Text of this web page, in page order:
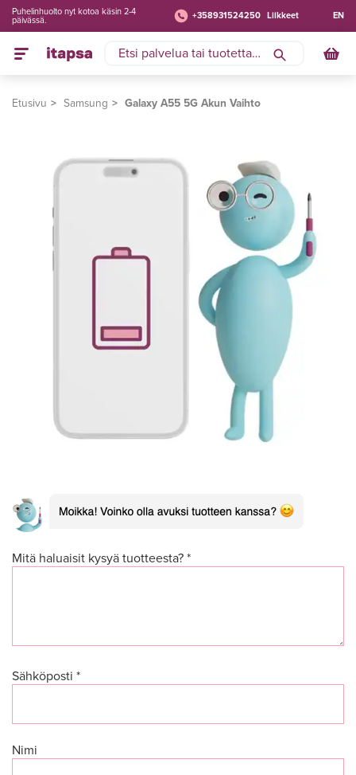
+358931524250 Liikkeet
Puhelinhuolto nyt kotoa käsin 2-4
päivässä.
EN
Etusivu Samsung Galaxy A55 5G Akun Vaihto
Mitä haluaisit kysyä tuotteesta? *
Sähköposti *
Nimi